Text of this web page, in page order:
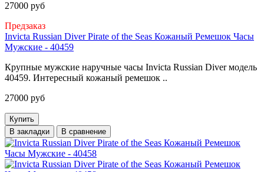
27000 руб
Предзаказ
Invicta Russian Diver Pirate of the Seas Кожаный Ремешок Часы
Мужские - 40459
Крупные мужские наручные часы Invicta Russian Diver модель
40459. Интересный кожаный ремешок ..
27000 руб
Купить
В закладки
В сравнение